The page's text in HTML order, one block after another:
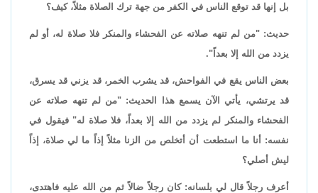
بل إنها قد توقع الناس في الكفر من جهة ترك الصلاة مثلاً، كيف؟
حديث: "من لم تنهه صلاته عن الفحشاء والمنكر فلا صلاة له، أو لم
يزدد من الله إلا بعداً".
بعض الناس يقع في الفواحش، قد يشرب الخمر، قد يزني قد يسرق،
قد يرتشي، يأتي الآن يسمع هذا الحديث: "من لم تنهه صلاته عن
الفحشاء والمنكر لم يزدد من الله إلا بعداً، فلا صلاة له" فيقول في
نفسه: أنا ما استطعت أن أتخلص من الزنا مثلاً إذاً ما لي صلاة، إذاً
ليش أصلي؟
أعرف رجلاً قال لي بلسانه: كان رجلاً ضالاً ثم من الله عليه فاهتدى،